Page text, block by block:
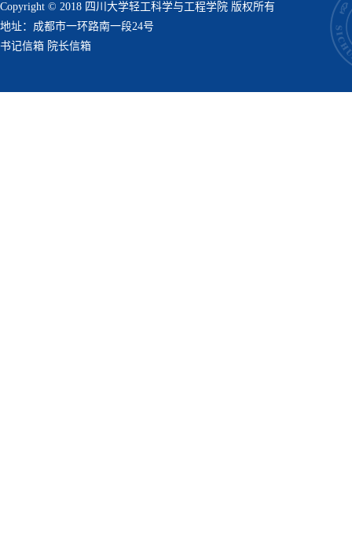
Copyright © 2018 四川大学轻工科学与工程学院 版权所有
地址：成都市一环路南一段24号
书记信箱 院长信箱